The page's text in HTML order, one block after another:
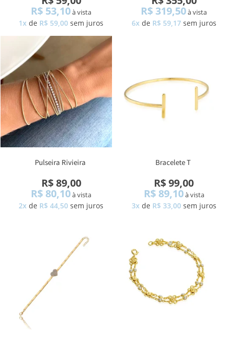
R$ 53,10à vista
1x de R$ 59,00sem juros
R$ 319,50à vista
6x de R$ 59,17 sem juros
Pulseira Rivieira
R$ 89,00
R$ 80,10à vista
2x de R$ 44,50sem juros
Bracelete T
R$ 99,00
R$ 89,10à vista
3x de R$ 33,00 sem juros